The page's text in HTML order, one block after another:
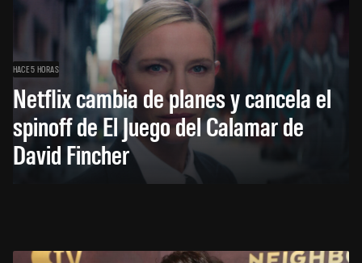
HACE 5 HORAS
Netflix cambia de planes y cancela el
spinoff de El Juego del Calamar de
David Fincher